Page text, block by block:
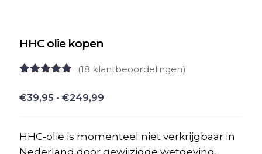
HHC olie kopen
4.78 op 5
gebaseerd
(18 klantbeoordelingen)
€39,95 - €249,99
€249,99
HHC-olie is momenteel niet verkrijgbaar in
Nederland door gewijzigde wetgeving.